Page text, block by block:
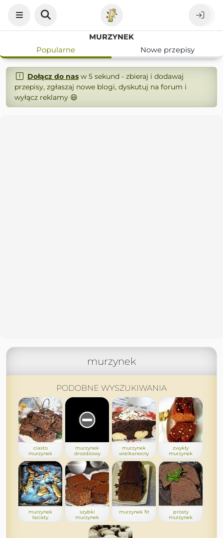
MURZYNEK
Popularne
Nowe przepisy
Dołącz do nasw 5 sekund - zbieraj i dodawaj
przepisy, zgłaszaj nowe blogi, dyskutuj na forum i
wyłącz reklamy 😄
murzynek
PODOBNE WYSZUKIWANIA
ciasto
murzynek
murzynek
drożdżowy
murzynek
wielkanocny
zwykły
murzynek
murzynek
łaciaty
szybki
murzynek
murzynek fit
prosty
murzynek